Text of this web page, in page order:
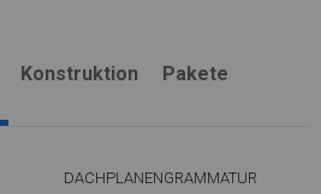
Konstruktion Pakete
DACHPLANENGRAMMATUR